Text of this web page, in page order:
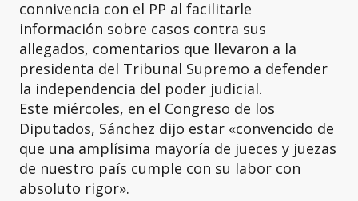
connivencia con el PP al facilitarle
información sobre casos contra sus
allegados, comentarios que llevaron a la
presidenta del Tribunal Supremo a defender
la independencia del poder judicial.
Este miércoles, en el Congreso de los
Diputados, Sánchez dijo estar «convencido de
que una amplísima mayoría de jueces y juezas
de nuestro país cumple con su labor con
absoluto rigor».